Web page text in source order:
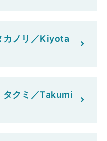
ノリ／Kiyota
クミ／Takumi